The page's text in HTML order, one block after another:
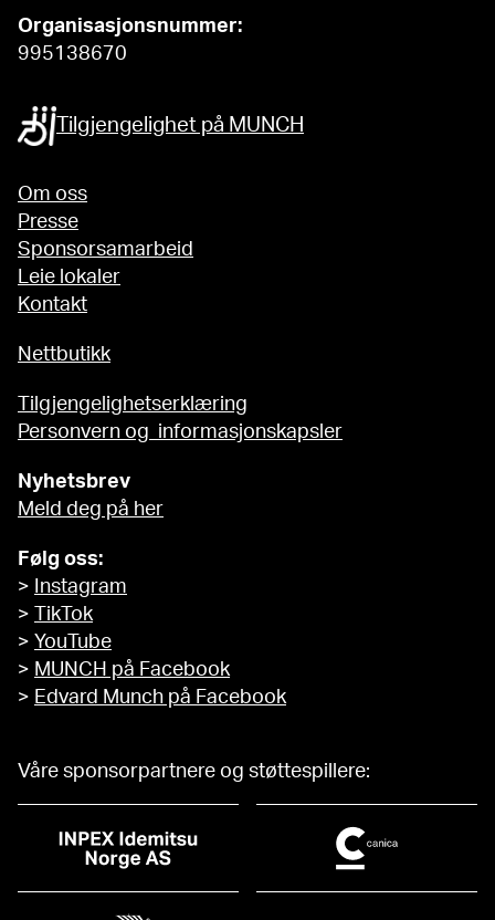
Organisasjonsnummer:
995138670
Tilgjengelighet på MUNCH
Om oss
Presse
Sponsorsamarbeid
Leie lokaler
Kontakt
Nettbutikk
Tilgjengelighetserklæring
Personvern og informasjonskapsler
Nyhetsbrev
Meld deg på her
Følg oss:
>
Instagram
>
TikTok
> YouTube
> MUNCH på Facebook
> Edvard Munch på Facebook
Våre sponsorpartnere og støttespillere: